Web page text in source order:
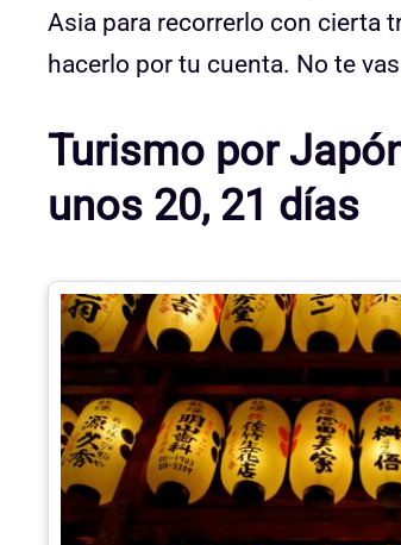
Asia para recorrerlo con cierta
hacerlo por tu cuenta. No te
Turismo por
unos 20, 21 días